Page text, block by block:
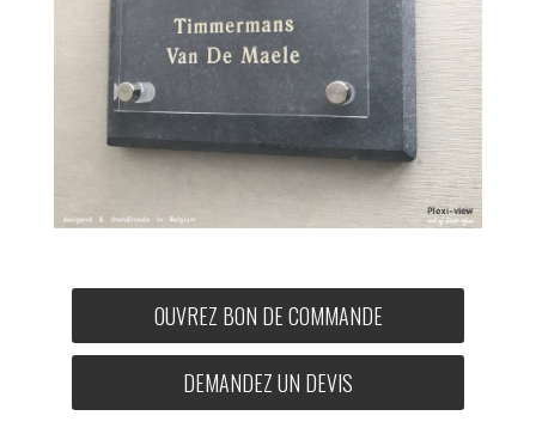
OUVREZ BON DE COMMANDE
DEMANDEZ UN DEVIS